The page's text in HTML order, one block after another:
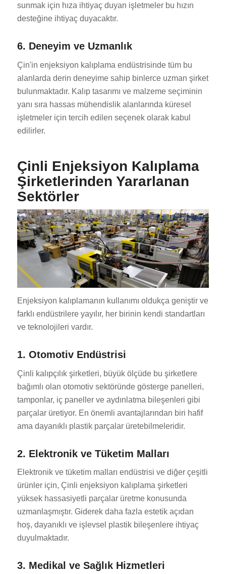
sunmak için hıza ihtiyaç duyan işletmeler bu hızın
desteğine ihtiyaç duyacaktır.
6. Deneyim ve Uzmanlık
Çin'in enjeksiyon kalıplama endüstrisinde tüm bu
alanlarda derin deneyime sahip binlerce uzman şirket
bulunmaktadır. Kalıp tasarımı ve malzeme seçiminin
yanı sıra hassas mühendislik alanlarında küresel
işletmeler için tercih edilen seçenek olarak kabul
edilirler.
Çinli Enjeksiyon Kalıplama
Şirketlerinden Yararlanan
Sektörler
Enjeksiyon kalıplamanın kullanımı oldukça geniştir ve
farklı endüstrilere yayılır, her birinin kendi standartları
ve teknolojileri vardır.
1. Otomotiv Endüstrisi
Çinli kalıpçılık şirketleri, büyük ölçüde bu şirketlere
bağımlı olan otomotiv sektöründe gösterge panelleri,
tamponlar, iç paneller ve aydınlatma bileşenleri gibi
parçalar üretiyor. En önemli avantajlarından biri hafif
ama dayanıklı plastik parçalar üretebilmeleridir.
2. Elektronik ve Tüketim Malları
Elektronik ve tüketim malları endüstrisi ve diğer çeşitli
ürünler için, Çinli enjeksiyon kalıplama şirketleri
yüksek hassasiyetli parçalar üretme konusunda
uzmanlaşmıştır. Giderek daha fazla estetik açıdan
hoş, dayanıklı ve işlevsel plastik bileşenlere ihtiyaç
duyulmaktadır.
3. Medikal ve Sağlık Hizmetleri